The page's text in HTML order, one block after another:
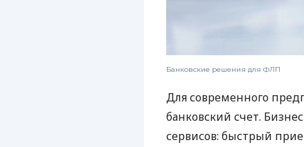
Банковские решения для ФЛП
Для современного
банковский счет.
сервисов: быстрый